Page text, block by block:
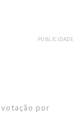
PUBLICIDADE
por